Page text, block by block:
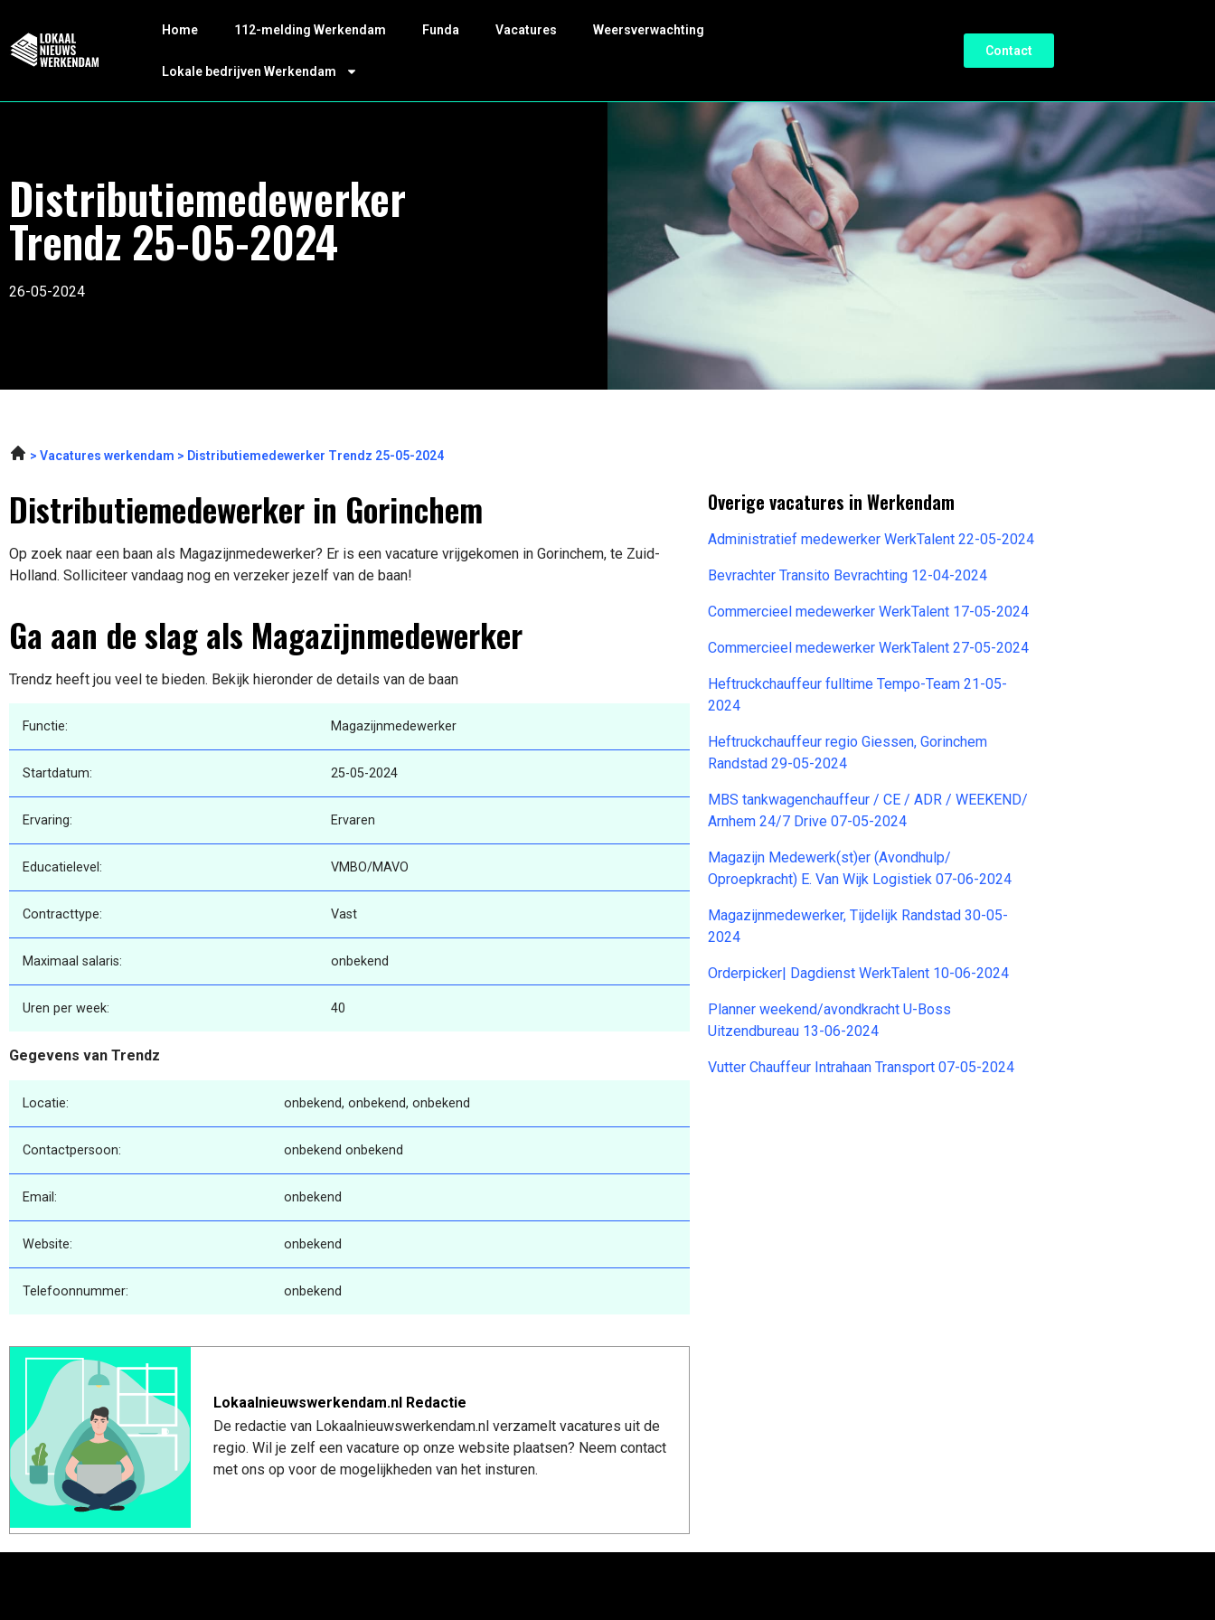
Home 112-melding Werkendam Funda Vacatures Weersverwachting
Lokale bedrijven Werkendam
Contact
Distributiemedewerker
Trendz 25-05-2024
26-05-2024
Vacatures werkendam Distributiemedewerker Trendz 25-05-2024
Distributiemedewerker in Gorinchem
Op zoek naar een baan als Magazijnmedewerker? Er is een vacature vrijgekomen in Gorinchem, te Zuid-
Holland. Solliciteer vandaag nog en verzeker jezelf van de baan!
Ga aan de slag als Magazijnmedewerker
Trendz heeft jou veel te bieden. Bekijk hieronder de details van de baan
Functie: Magazijnmedewerker
Startdatum: 25-05-2024
Ervaring: Ervaren
Educatielevel: VMBO/MAVO
Contracttype: Vast
Maximaal salaris: onbekend
Uren per week: 40
Gegevens van Trendz
Locatie: onbekend, onbekend, onbekend
Contactpersoon: onbekend onbekend
Email: onbekend
Website: onbekend
Telefoonnummer: onbekend
Lokaalnieuwswerkendam.nl Redactie
De redactie van Lokaalnieuwswerkendam.nl verzamelt vacatures uit de
regio. Wil je zelf een vacature op onze website plaatsen? Neem contact
met ons op voor de mogelijkheden van het insturen.
Overige vacatures in Werkendam
Administratief medewerker WerkTalent 22-05-2024
Bevrachter Transito Bevrachting 12-04-2024
Commercieel medewerker WerkTalent 17-05-2024
Commercieel medewerker WerkTalent 27-05-2024
Heftruckchauffeur fulltime Tempo-Team 21-05-
2024
Heftruckchauffeur regio Giessen, Gorinchem
Randstad 29-05-2024
MBS tankwagenchauffeur / CE / ADR / WEEKEND/
Arnhem 24/7 Drive 07-05-2024
Magazijn Medewerk(st)er (Avondhulp/
Oproepkracht) E. Van Wijk Logistiek 07-06-2024
Magazijnmedewerker, Tijdelijk Randstad 30-05-
2024
Orderpicker| Dagdienst WerkTalent 10-06-2024
Planner weekend/avondkracht U-Boss
Uitzendbureau 13-06-2024
Vutter Chauffeur Intrahaan Transport 07-05-2024